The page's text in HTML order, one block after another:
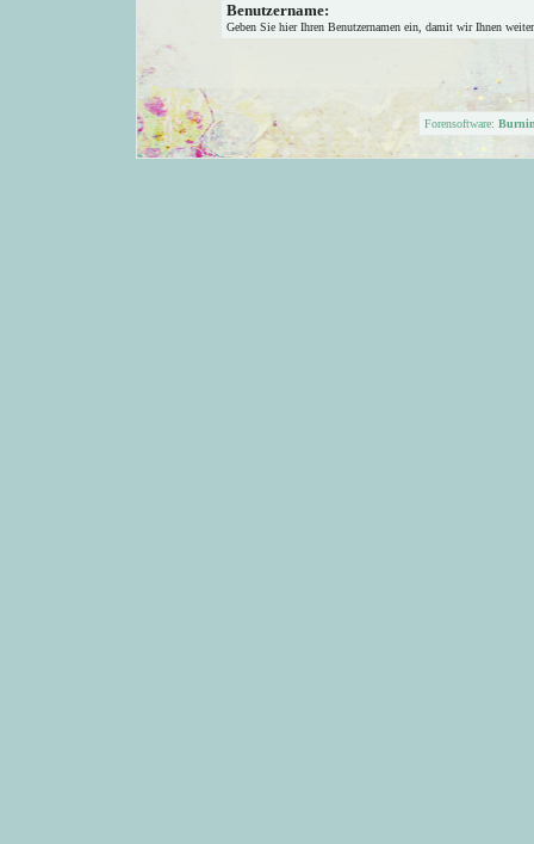
Benutzername:
Geben Sie hier Ihren Benutzernamen ein, damit wir Ihnen
Forensoftware: